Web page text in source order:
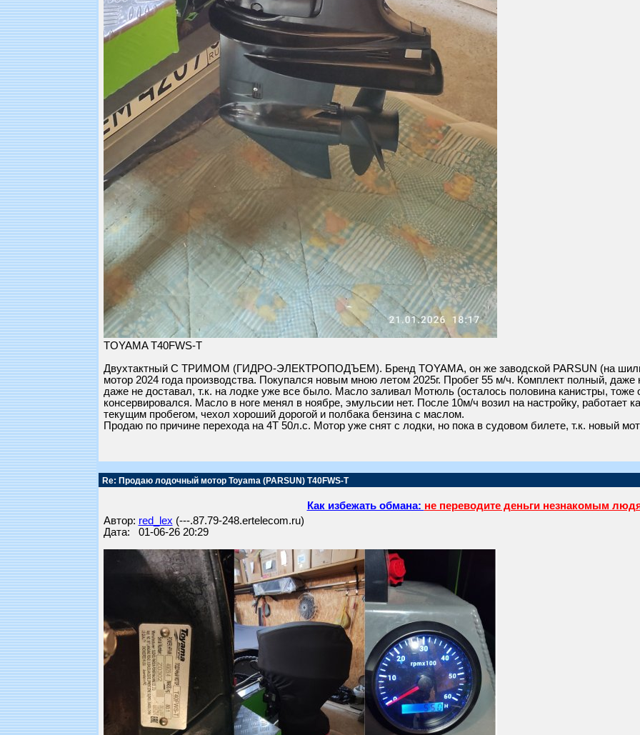
TOYAMA T40FWS-T
Двухтактный С ТРИМОМ (ГИДРО-ЭЛЕКТРОПОДЪЕМ). Бренд TOYAMA, он же заводской PARSUN (на
мотор 2024 года производства. Покупался новым мною летом 2025г. Пробег 55 м/ч. Комплект полный,
даже не доставал, т.к. на лодке уже все было. Масло заливал Мотюль (осталось половина канистры,
консервировался. Масло в ноге менял в ноябре, эмульсии нет. После 10м/ч возил на настройку, работает
текущим пробегом, чехол хороший дорогой и полбака бензина с маслом.
Продаю по причине перехода на 4Т 50л.с. Мотор уже снят с лодки, но пока в судовом билете, т.к. новый
Re: Продаю лодочный мотор Toyama (PARSUN) T40FWS-T
Как избежать обмана: не переводите деньги незнакомым
Автор: red_lex (---.87.79-248.ertelecom.ru)
Дата: 01-06-26 20:29